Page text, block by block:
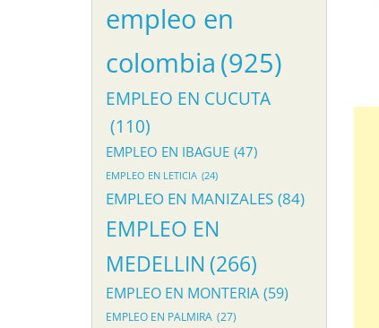
empleo en
colombia (925)
EMPLEO EN CUCUTA
(110)
EMPLEO EN IBAGUE (47)
EMPLEO EN LETICIA (24)
EMPLEO EN MANIZALES (84)
EMPLEO EN
MEDELLIN (266)
EMPLEO EN MONTERIA (59)
EMPLEO EN PALMIRA (27)